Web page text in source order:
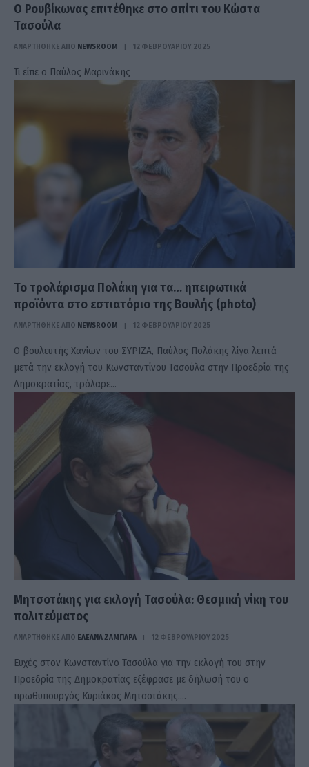
Ο Ρουβίκωνας επιτέθηκε στο σπίτι του Κώστα
Τασούλα
ΑΝΑΡΤΗΘΗΚΕ ΑΠΟ NEWSROOM 12 ΦΕΒΡΟΥΑΡΊΟΥ 2025
Τι είπε ο Παύλος Μαρινάκης
Το τρολάρισμα Πολάκη για τα… ηπειρωτικά
προϊόντα στο εστιατόριο της Βουλής (photo)
ΑΝΑΡΤΗΘΗΚΕ ΑΠΟ NEWSROOM 12 ΦΕΒΡΟΥΑΡΊΟΥ 2025
Ο βουλευτής Χανίων του ΣΥΡΙΖΑ, Παύλος Πολάκης λίγα λεπτά
μετά την εκλογή του Κωνσταντίνου Τασούλα στην Προεδρία της
Δημοκρατίας, τρόλαρε…
Μητσοτάκης για εκλογή Τασούλα: Θεσμική νίκη του
πολιτεύματος
ΑΝΑΡΤΗΘΗΚΕ ΑΠΟ ΕΛΕΑΝΑ ΖΑΜΠΑΡΑ 12 ΦΕΒΡΟΥΑΡΊΟΥ 2025
Ευχές στον Κωνσταντίνο Τασούλα για την εκλογή του στην
Προεδρία της Δημοκρατίας εξέφρασε με δήλωσή του ο
πρωθυπουργός Κυριάκος Μητσοτάκης.…